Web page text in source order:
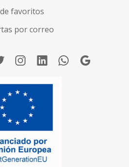
favoritos
por correo